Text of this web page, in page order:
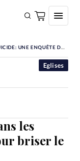
UNE ENQUÊTE DANS LES EGLISES PROTESTANTES POUR BRISER LE TABOU
les
briser le
Eglises